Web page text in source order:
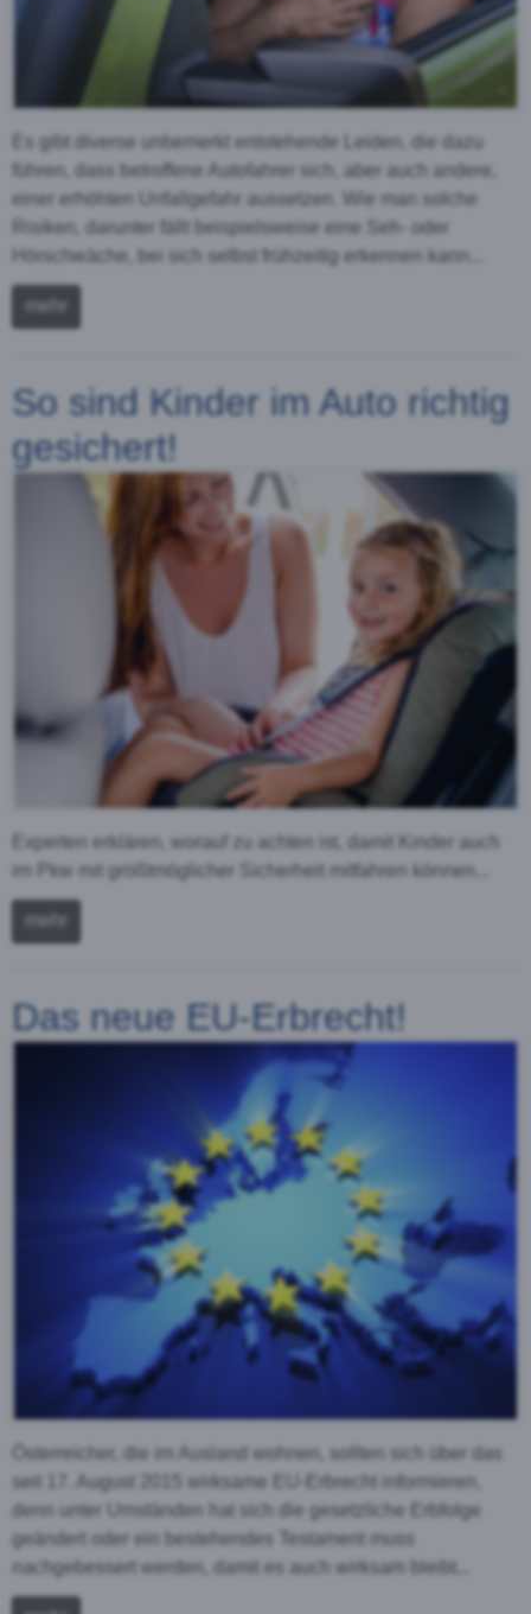
Es gibt diverse unbemerkt entstehende Leiden, die dazu
führen, dass betroffene Autofahrer sich, aber auch andere,
einer erhöhten Unfallgefahr aussetzen. Wie man solche
Risiken, darunter fällt beispielsweise eine Seh- oder
Hörschwäche, bei sich selbst frühzeitig erkennen kann...
mehr
So sind Kinder im Auto richtig
gesichert!
Experten erklären, worauf zu achten ist, damit Kinder auch
im Pkw mit größtmöglicher Sicherheit mitfahren können...
mehr
Das neue EU-Erbrecht!
Österreicher, die im Ausland wohnen, sollten sich über das
seit 17. August 2015 wirksame EU-Erbrecht informieren,
denn unter Umständen hat sich die gesetzliche Erbfolge
geändert oder ein bestehendes Testament muss
nachgebessert werden, damit es auch wirksam bleibt...